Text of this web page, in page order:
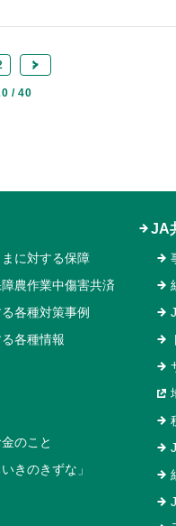
>
/ 40
に対する保障
農作業中傷害共済
各種対策事例
各種情報
のこと
きのきずな」
JA